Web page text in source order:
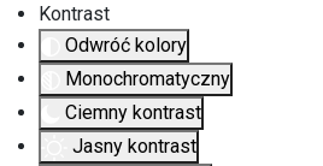
Kontrast
Odwróć kolory
Monochromatyczny
Ciemny kontrast
Jasny kontrast